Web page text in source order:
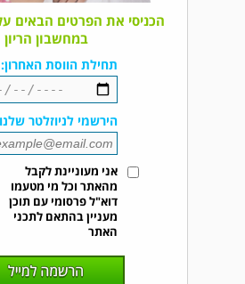
הכניסי את הפרטים הבאים
במחשבון הריון
תחילת הווסת האחרון:
הירשמי לניוזלטר
אני מעוניינת לקבל
מהאתר וכל מי מטעמו
דוא"ל פרסומי עם תוכן
מעניין בהתאם לתכני
האתר